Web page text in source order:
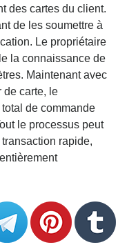
des cartes du client.
de les soumettre à
Le propriétaire
la connaissance de
Maintenant avec
de carte, le
de commande
le processus peut
rapide,